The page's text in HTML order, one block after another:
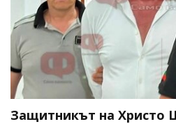
Защитникът на Христо